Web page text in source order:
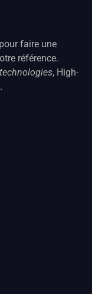
faire une
référence.
technologies, High-